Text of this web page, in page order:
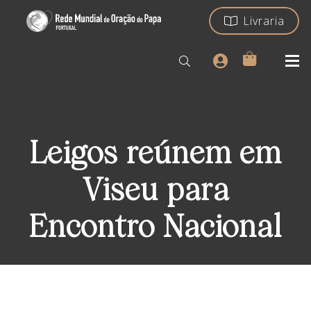
Livraria
Leigos reúnem em
Viseu para
Encontro Nacional